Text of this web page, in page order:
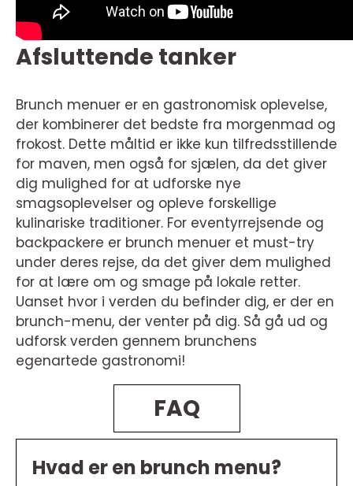
Afsluttende tanker
Brunch menuer er en gastronomisk oplevelse,
der kombinerer det bedste fra morgenmad og
frokost. Dette måltid er ikke kun tilfredsstillende
for maven, men også for sjælen, da det giver
dig mulighed for at udforske nye
smagsoplevelser og opleve forskellige
kulinariske traditioner. For eventyrrejsende og
backpackere er brunch menuer et must-try
under deres rejse, da det giver dem mulighed
for at lære om og smage på lokale retter.
Uanset hvor i verden du befinder dig, er der en
brunch-menu, der venter på dig. Så gå ud og
udforsk verden gennem brunchens
egenartede gastronomi!
FAQ
Hvad er en brunch menu?